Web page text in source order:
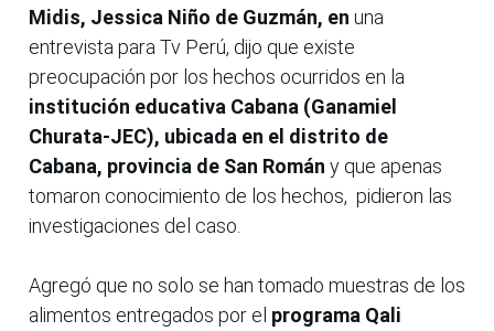
Midis, Jessica Niño de Guzmán, en una
entrevista para Tv Perú, dijo que existe
preocupación por los hechos ocurridos en la
institución educativa Cabana (Ganamiel
Churata-JEC), ubicada en el distrito de
Cabana, provincia de San Román y que apenas
tomaron conocimiento de los hechos, pidieron las
investigaciones del caso.
Agregó que no solo se han tomado muestras de los
alimentos entregados por el programa Qali